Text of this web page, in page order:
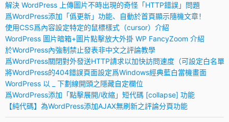
解決 WordPress 上傳圖片不時出現的奇怪「HTTP錯誤」問題
爲WordPress添加「僞更新」功能、自動於首頁顯示隨機文章！
使用CSS爲內容設定特定的鼠標樣式（cursor）介紹
WordPress 圖片暗箱+圖片點擊放大外掛 WP FancyZoom 介紹
於WordPress內強制禁止發表非中文之評論教學
爲WordPress關閉對外發送HTTP請求以加快訪問速度（可設定白名單
將WordPress的404錯誤頁面設定爲Windows經典藍白當機畫面
WordPress 以 _ 下劃線開頭之隱藏自定欄位
爲WordPress添加「點擊展開/收縮」短代碼 [collapse] 功能
【純代碼】為WordPress添加AJAX無刷新之評論分頁功能